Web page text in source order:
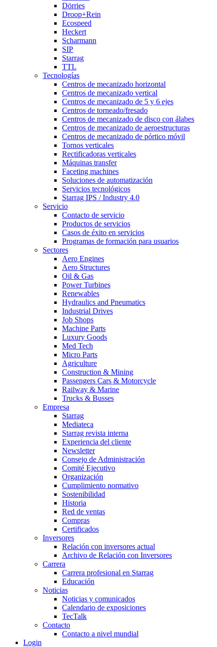
Dörries
Droop+Rein
Ecospeed
Heckert
Scharmann
SIP
Starrag
TTL
Tecnologías
Centros de mecanizado horizontal
Centros de mecanizado vertical
Centros de mecanizado de 5 y 6 ejes
Centros de torneado/fresado
Centros de mecanizado de disco con álabes
Centros de mecanizado de aeroestructuras
Centros de mecanizado de pórtico móvil
Tornos verticales
Rectificadoras verticales
Máquinas transfer
Faceting machines
Soluciones de automatización
Servicios tecnológicos
Starrag IPS / Industry 4.0
Servicio
Contacto de servicio
Productos de servicios
Casos de éxito en servicios
Programas de formación para usuarios
Sectores
Aero Engines
Aero Structures
Oil & Gas
Power Turbines
Renewables
Hydraulics and Pneumatics
Industrial Drives
Job Shops
Machine Parts
Luxury Goods
Med Tech
Micro Parts
Agriculture
Construction & Mining
Passengers Cars & Motorcycle
Railway & Marine
Trucks & Busses
Empresa
Starrag
Mediateca
Starrag revista interna
Experiencia del cliente
Newsletter
Consejo de Administración
Comité Ejecutivo
Organización
Cumplimiento normativo
Sostenibilidad
Historia
Red de ventas
Compras
Certificados
Inversores
Relación con inversores actual
Archivo de Relación con Inversores
Carrera
Carrera profesional en Starrag
Educación
Noticias
Noticias y comunicados
Calendario de exposiciones
TecTalk
Contacto
Contacto a nivel mundial
Login